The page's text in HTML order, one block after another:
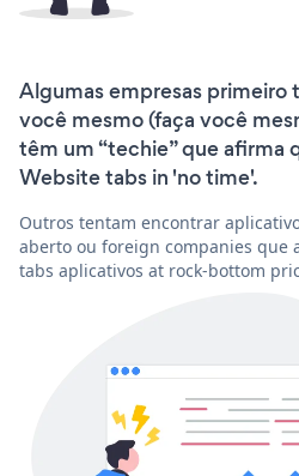
Algumas empresas primeiro
você mesmo (faça você
têm um “techie” que afirma
Website tabs in 'no time'.
Outros tentam encontrar
aberto ou foreign companies que
tabs aplicativos at rock-bottom